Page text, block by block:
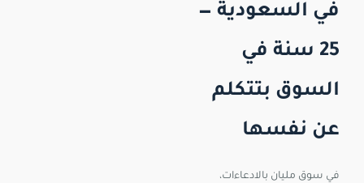
في السعودية —
25 سنة في
السوق بتتكلم
عن نفسها
في سوق مليان بالادعاءات،